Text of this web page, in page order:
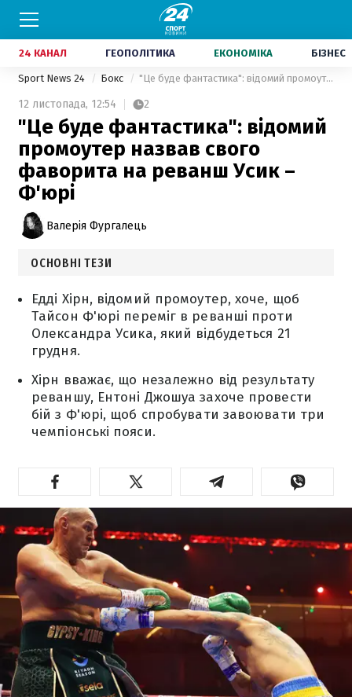
24 КАНАЛ ГЕОПОЛІТИКА ЕКОНОМІКА БІЗНЕС
Sport News 24 Бокс "Це буде фантастика": відомий промоутер назвав свого фаворита на реванш Усик – Ф'юрі
12 листопада, 12:54 2
"Це буде фантастика": відомий
промоутер назвав свого
фаворита на реванш Усик –
Ф'юрі
Валерія Фургалець
ОСНОВНІ ТЕЗИ
Едді Хірн, відомий промоутер, хоче, щоб
Тайсон Ф'юрі переміг в реванші проти
Олександра Усика, який відбудеться 21
грудня.
Хірн вважає, що незалежно від результату
реваншу, Ентоні Джошуа захоче провести
бій з Ф'юрі, щоб спробувати завоювати три
чемпіонські пояси.